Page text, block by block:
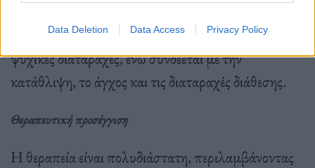
Data Deletion Data Access Privacy Policy
θνησιμότητά της είναι η υψηλότερη από όλες τις
ψυχικές διαταραχές, ενώ συνδέεται με την
κατάθλιψη, το άγχος και τις διαταραχές διάθεσης.
Θεραπευτική προσέγγιση
Η θεραπεία είναι πολυδιάστατη, περιλαμβάνοντας